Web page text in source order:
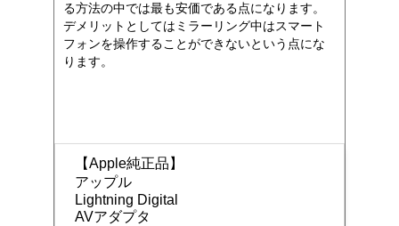
る方法の中では最も安価である点になります。
デメリットとしてはミラーリング中はスマート
フォンを操作することができないという点にな
ります。
【Apple純正品】
アップル
Lightning Digital
AVアダプタ